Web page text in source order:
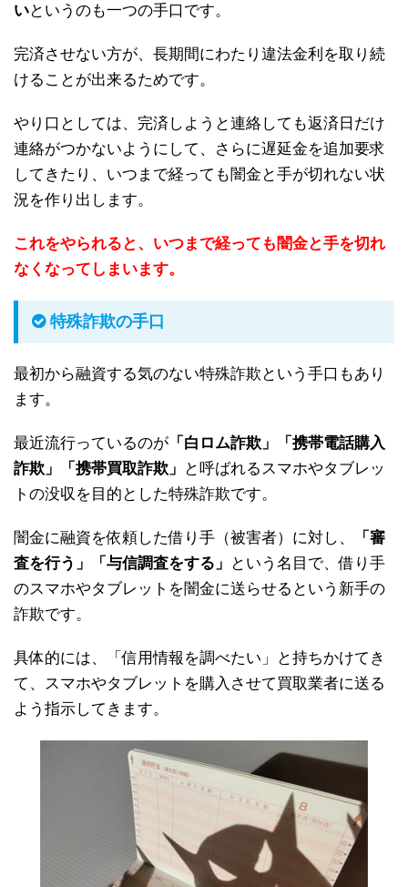
いというのも一つの手口です。
完済させない方が、長期間にわたり違法金利を取り続
けることが出来るためです。
やり口としては、完済しようと連絡しても返済日だけ
連絡がつかないようにして、さらに遅延金を追加要求
してきたり、いつまで経っても闇金と手が切れない状
況を作り出します。
これをやられると、いつまで経っても闇金と手を切れ
なくなってしまいます。
特殊詐欺の手口
最初から融資する気のない特殊詐欺という手口もあり
ます。
最近流行っているのが 「白ロム詐欺」「携帯電話購入
詐欺」「携帯買取詐欺」
と呼ばれるスマホやタブレッ
トの没収を目的とした特殊詐欺です。
闇金に融資を依頼した借り手（被害者）に対し、
「審
査を行う」「与信調査をする」
という名目で、借り手
のスマホやタブレットを闇金に送らせるという新手の
詐欺です。
具体的には、「信用情報を調べたい」と持ちかけてき
て、スマホやタブレットを購入させて買取業者に送る
よう指示してきます。